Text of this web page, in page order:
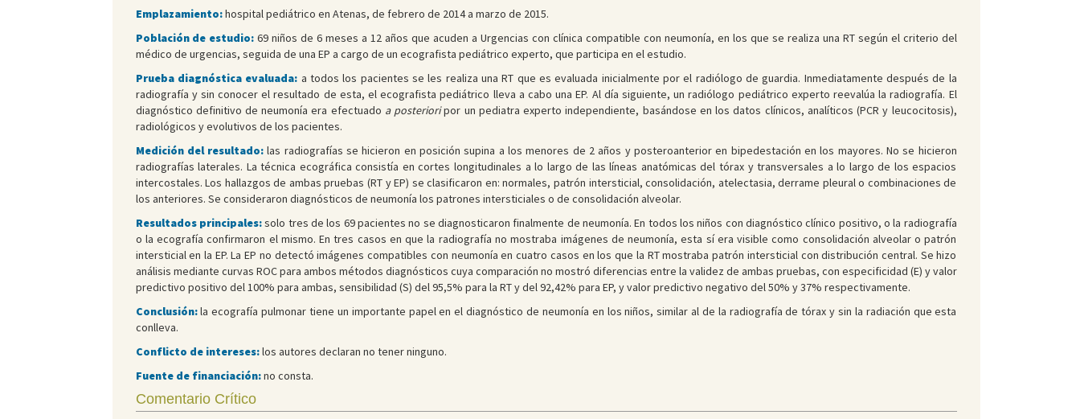
Emplazamiento:hospital pediátrico en Atenas, de febrero de 2014 a marzo de 2015.
Población de estudio: 69 niños de 6 meses a 12 años que acuden a Urgencias con clínica compatible con neumonía, en los que se realiza una RT según el criterio del
médico de urgencias, seguida de una EP a cargo de un ecografista pediátrico experto, que participa en el estudio.
Prueba diagnóstica evaluada: a todos los pacientes se les realiza una RT que es evaluada inicialmente por el radiólogo de guardia. Inmediatamente después de la
radiografía y sin conocer el resultado de esta, el ecografista pediátrico lleva a cabo una EP. Al día siguiente, un radiólogo pediátrico experto reevalúa la radiografía. El
diagnóstico definitivo de neumonía era efectuado a posterioripor un pediatra experto independiente, basándose en los datos clínicos, analíticos (PCR y leucocitosis),
radiológicos y evolutivos de los pacientes.
Medición del resultado:las radiografías se hicieron en posición supina a los menores de 2 años y posteroanterior en bipedestación en los mayores. No se hicieron
radiografías laterales. La técnica ecográfica consistía en cortes longitudinales a lo largo de las líneas anatómicas del tórax y transversales a lo largo de los espacios
intercostales. Los hallazgos de ambas pruebas (RT y EP) se clasificaron en: normales, patrón intersticial, consolidación, atelectasia, derrame pleural o combinaciones de
los anteriores. Se consideraron diagnósticos de neumonía los patrones intersticiales o de consolidación alveolar.
Resultados principales:solo tres de los 69 pacientes no se diagnosticaron finalmente de neumonía. En todos los niños con diagnóstico clínico positivo, o la radiografía
o la ecografía confirmaron el mismo. En tres casos en que la radiografía no mostraba imágenes de neumonía, esta sí era visible como consolidación alveolar o patrón
intersticial en la EP. La EP no detectó imágenes compatibles con neumonía en cuatro casos en los que la RT mostraba patrón intersticial con distribución central. Se hizo
análisis mediante curvas ROC para ambos métodos diagnósticos cuya comparación no mostró diferencias entre la validez de ambas pruebas, con especificidad (E) y valor
predictivo positivo del 100% para ambas, sensibilidad (S) del 95,5% para la RT y del 92,42% para EP, y valor predictivo negativo del 50% y 37% respectivamente.
Conclusión:la ecografía pulmonar tiene un importante papel en el diagnóstico de neumonía en los niños, similar al de la radiografía de tórax y sin la radiación que esta
conlleva.
Conflicto de intereses:los autores declaran no tener ninguno.
Fuente de financiación:no consta.
Comentario Crítico